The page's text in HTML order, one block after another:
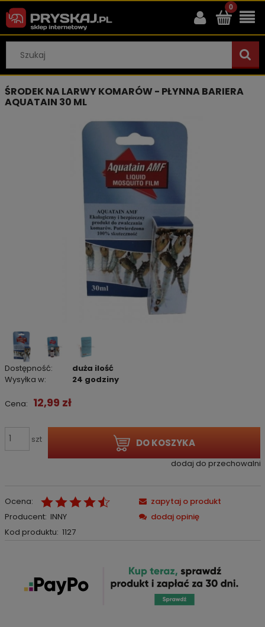
ŚRODEK NA LARWY KOMARÓW - PŁYNNA BARIERA
AQUATAIN 30 ML
Dostępność:
duża ilość
Wysyłka w:
24 godziny
Cena: 12,99 zł
szt DO KOSZYKA
dodaj do przechowalni
Ocena:
Producent: INNY
Kod produktu: 1127
zapytaj o produkt
dodaj opinię